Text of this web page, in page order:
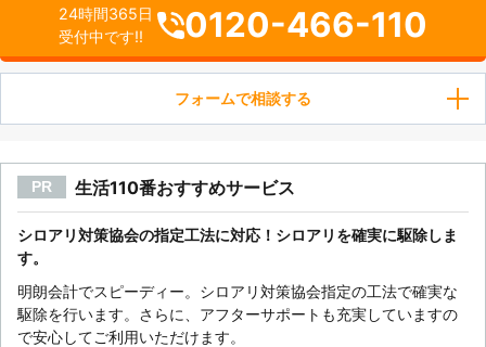
24時間365日
受付中です!!
0120-466-110
フォームで相談する
PR 生活110番おすすめサービス
シロアリ対策協会の指定工法に対応！シロアリを確実に駆除しま
す。
明朗会計でスピーディー。シロアリ対策協会指定の工法で確実な
駆除を行います。さらに、アフターサポートも充実していますの
で安心してご利用いただけます。